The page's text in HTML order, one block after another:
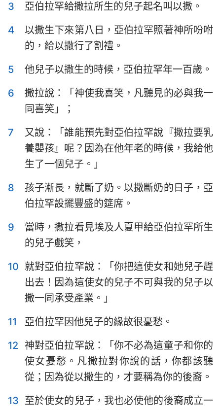
傳道書 雅歌
以賽亞書 耶利米書
約珥書 阿摩司書
彌迦書 那鴻書
哈巴谷書
哈該書 撒迦利亞書
瑪拉基書
3
亞伯拉罕給撒拉所生的兒子起名叫以撒。
4
以撒生下來第八日，亞伯拉罕照著神所吩咐
的，給以撒行了割禮。
5
他兒子以撒生的時候，亞伯拉罕年一百歲。
6
撒拉說：「神使我喜笑，凡聽見的必與我一
同喜笑」；
7
又說：「誰能預先對亞伯拉罕說『撒拉要乳
養嬰孩』呢？因為在他年老的時候，我給他
生了一個兒子。」
8
孩子漸長，就斷了奶。以撒斷奶的日子，亞
伯拉罕設擺豐盛的筵席。
9
當時，撒拉看見埃及人夏甲給亞伯拉罕所生
的兒子戲笑，
10 就對亞伯拉罕說：「你把這使女和她兒子趕
出去！因為這使女的兒子不可與我的兒子以
撒一同承受產業。」
11
亞伯拉罕因他兒子的緣故很憂愁。
12
神對亞伯拉罕說：「你不必為這童子和你的
使女憂愁。凡撒拉對你說的話，你都該聽
從；因為從以撒生的，才要稱為你的後裔。
13 至於使女的兒子，我也必使他的後裔成立一